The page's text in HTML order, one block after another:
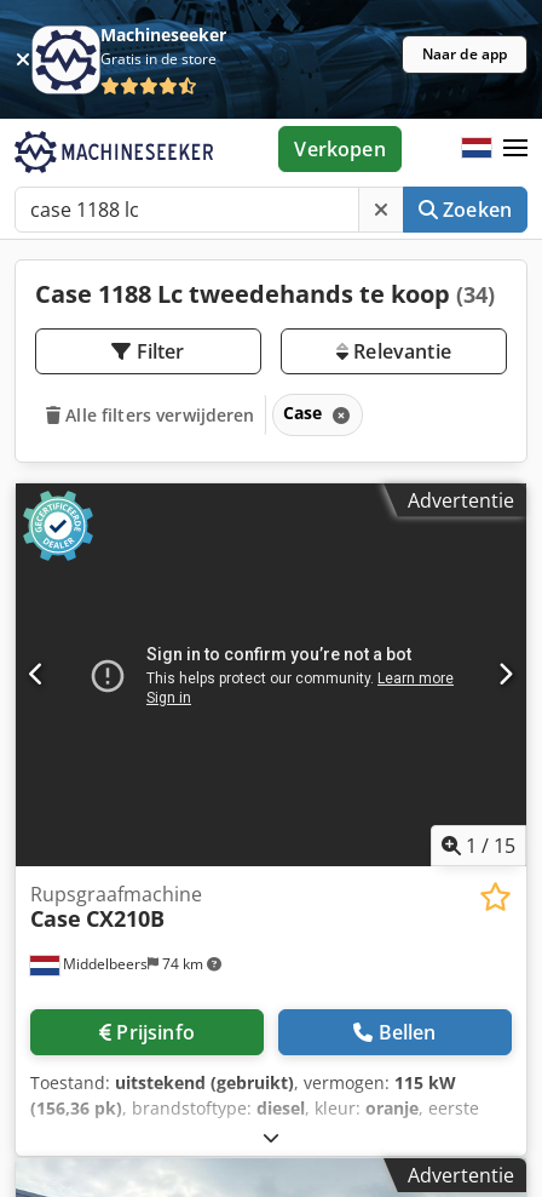
Machineseeker
Gratis in de store Naar de app
Zoeken
Verkopen
Case 1188 Lc tweedehands te koop (34)
Filter Relevantie
Alle filters verwijderen Case
Advertentie
1 / 15
Middelbeers 74 km
Rupsgraafmachine
Case CX210B
Prijsinfo Bellen
Toestand: uitstekend (gebruikt), vermogen: 115 kW
(156,36 pk), brandstoftype: diesel, kleur: oranje, eerste
, Bouwjaar:
h, Algemene informatie Bouwjaar: 2012 Serienummer:
DCH210R5NCEAH2500 Technische informatie Crjdpfxoy En
Advertentie